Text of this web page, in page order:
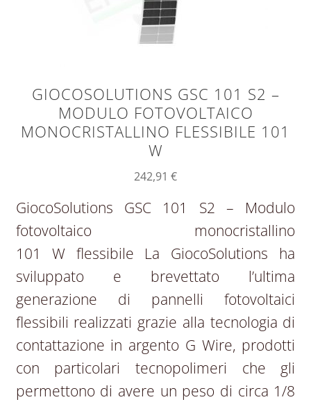
GIOCOSOLUTIONS GSC 101 S2 –
MODULO FOTOVOLTAICO
MONOCRISTALLINO FLESSIBILE 101
W
242,91 €
GiocoSolutions GSC 101 S2 – Modulo
fotovoltaico monocristallino
101 W flessibile La GiocoSolutions ha
sviluppato e brevettato l’ultima
generazione di pannelli fotovoltaici
flessibili realizzati grazie alla tecnologia di
contattazione in argento G Wire, prodotti
con particolari tecnopolimeri che gli
permettono di avere un peso di circa 1/8